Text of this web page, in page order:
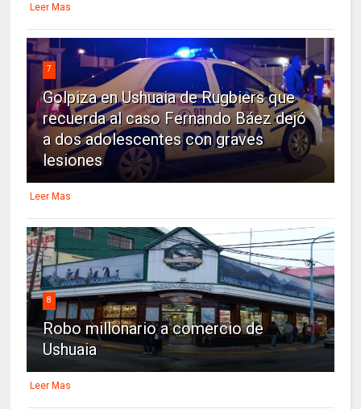
Leer Mas
7
Golpiza en Ushuaia de Rugbiers que
recuerda al caso Fernando Báez dejó
a dos adolescentes con graves
lesiones
Leer Mas
8
Robo millonario a comercio de
Ushuaia
Leer Mas